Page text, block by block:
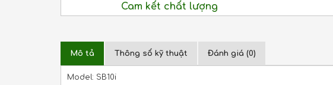
Cam kết chất lượng
Mô tả Thông số kỹ thuật Đánh giá (0)
Model: SB10i